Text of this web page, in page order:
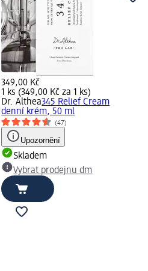
349,00 Kč
1 ks (349,00 Kč za 1 ks)
Dr. Althea345 Relief Cream
denní krém, 50 ml
(47)
Upozornění
Skladem
Vybrat prodejnu dm